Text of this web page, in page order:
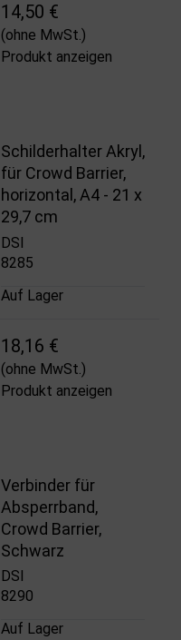
14,50 €
(ohne MwSt.)
Produkt anzeigen
Schilderhalter Akryl,
für Crowd Barrier,
horizontal, A4 - 21 x
29,7 cm
DSI
8285
Auf Lager
18,16 €
(ohne MwSt.)
Produkt anzeigen
Verbinder für
Absperrband,
Crowd Barrier,
Schwarz
DSI
8290
Auf Lager